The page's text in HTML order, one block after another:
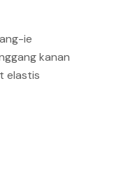
ie
kanan
elastis